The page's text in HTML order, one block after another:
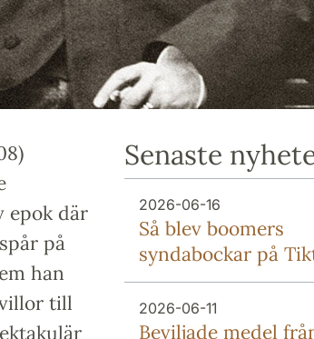
epok där
på
han
till
Senaste
2026-06-16
Så blev boomers
syndabockar på
2026-06-11
Beviljade medel